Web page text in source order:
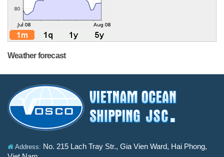
Weather forecast
Address: No. 215 Lach Tray Str., Gia Vien Ward, Hai Phong,